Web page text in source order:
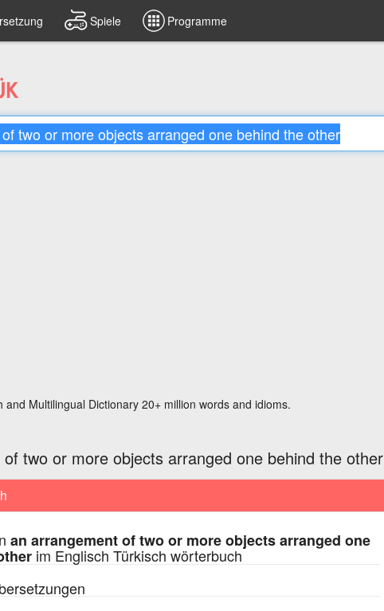
Spiele Programme
and Multilingual Dictionary 20+ million words and idioms.
two or more objects arranged one behind the other
an arrangement of two or more objects arranged one
im Englisch Türkisch wörterbuch